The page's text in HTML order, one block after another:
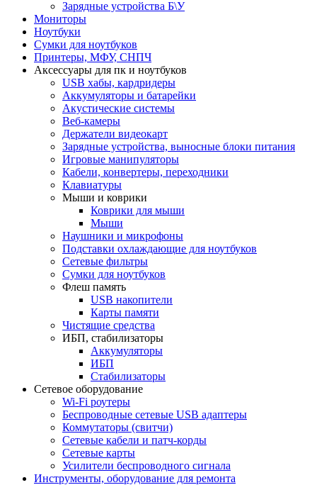
Зарядные устройства Б\У
Мониторы
Ноутбуки
Сумки для ноутбуков
Принтеры, МФУ, СНПЧ
Аксессуары для пк и ноутбуков
USB хабы, кардридеры
Аккумуляторы и батарейки
Акустические системы
Веб-камеры
Держатели видеокарт
Зарядные устройства, выносные блоки питания
Игровые манипуляторы
Кабели, конвертеры, переходники
Клавиатуры
Мыши и коврики
Коврики для мыши
Мыши
Наушники и микрофоны
Подставки охлаждающие для ноутбуков
Сетевые фильтры
Сумки для ноутбуков
Флеш память
USB накопители
Карты памяти
Чистящие средства
ИБП, стабилизаторы
Аккумуляторы
ИБП
Стабилизаторы
Сетевое оборудование
Wi-Fi роутеры
Беспроводные сетевые USB адаптеры
Коммутаторы (свитчи)
Сетевые кабели и патч-корды
Сетевые карты
Усилители беспроводного сигнала
Инструменты, оборудование для ремонта